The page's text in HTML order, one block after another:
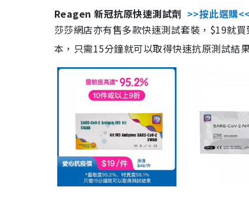
Reagen 新冠抗原快速測試劑 >>按此選購<<
莎莎網店亦有售多款快速測試套裝，$19就
本，只需15分鐘就可以取得快速抗原測試結